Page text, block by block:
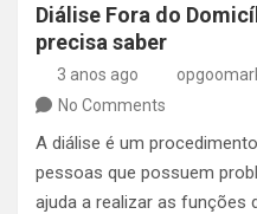
Diálise Fora do
precisa saber
3 anos ago
No Comments
A diálise é um
pessoas que possuem
ajuda a realizar as funções